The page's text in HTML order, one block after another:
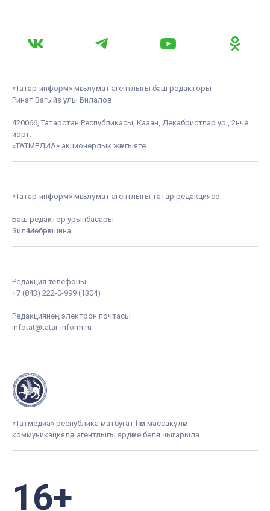
«Татар-информ» мәгълүмат агентлыгы баш редакторы
Ринат Вагыйз улы Билалов
420066, Татарстан Республикасы, Казан, Декабристлар ур., 2нче
йорт.
«ТАТМЕДИА» акционерлык җәмгыяте
«Татар-информ» мәгълүмат агентлыгы татар редакциясе
Баш редактор урынбасары
Зилә Мөбәрәкшина
Редакция телефоны
+7 (843) 222-0-999 (1304)
Редакциянең электрон почтасы
infotat@tatar-inform.ru
«Татмедиа» республика матбугат һәм массакүләм
коммуникацияләр агентлыгы ярдәме белән чыгарыла.
16+